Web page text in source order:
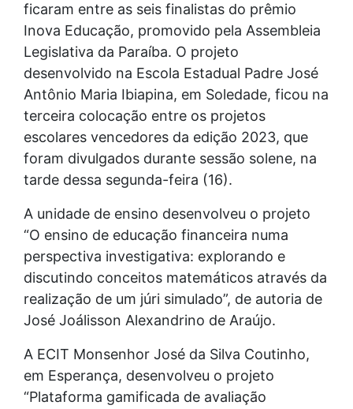
ficaram entre as seis finalistas do prêmio
Inova Educação, promovido pela Assembleia
Legislativa da Paraíba. O projeto
desenvolvido na Escola Estadual Padre José
Antônio Maria Ibiapina, em Soledade, ficou na
terceira colocação entre os projetos
escolares vencedores da edição 2023, que
foram divulgados durante sessão solene, na
tarde dessa segunda-feira (16).
A unidade de ensino desenvolveu o projeto
“O ensino de educação financeira numa
perspectiva investigativa: explorando e
discutindo conceitos matemáticos através da
realização de um júri simulado”, de autoria de
José Joálisson Alexandrino de Araújo.
A ECIT Monsenhor José da Silva Coutinho,
em Esperança, desenvolveu o projeto
“Plataforma gamificada de avaliação